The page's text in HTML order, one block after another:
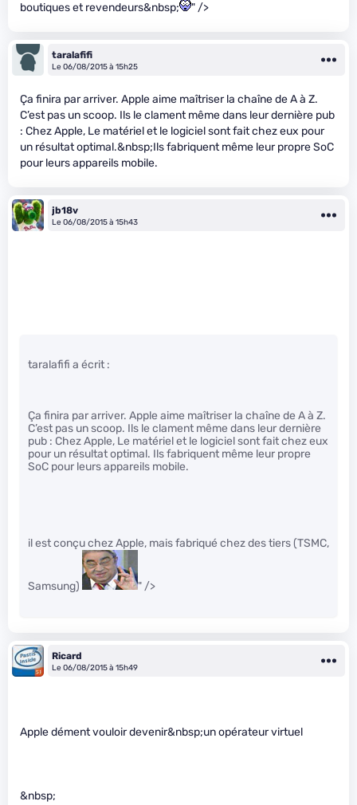
boutiques et revendeurs&nbsp; " />
taralafifi
Le 06/08/2015 à 15h25
Ça finira par arriver. Apple aime maîtriser la chaîne de A à Z.
C’est pas un scoop. Ils le clament même dans leur dernière pub
: Chez Apple, Le matériel et le logiciel sont fait chez eux pour
un résultat optimal.&nbsp;Ils fabriquent même leur propre SoC
pour leurs appareils mobile.
jb18v
Le 06/08/2015 à 15h43
taralafifi a écrit :
Ça finira par arriver. Apple aime maîtriser la chaîne de A à Z.
C’est pas un scoop. Ils le clament même dans leur dernière
pub : Chez Apple, Le matériel et le logiciel sont fait chez eux
pour un résultat optimal. Ils fabriquent même leur propre
SoC pour leurs appareils mobile.
il est conçu chez Apple, mais fabriqué chez des tiers (TSMC,
Samsung) " />
Ricard
Le 06/08/2015 à 15h49
Apple dément vouloir devenir&nbsp;un opérateur virtuel
&nbsp;